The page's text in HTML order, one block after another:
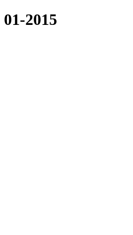
01-2015